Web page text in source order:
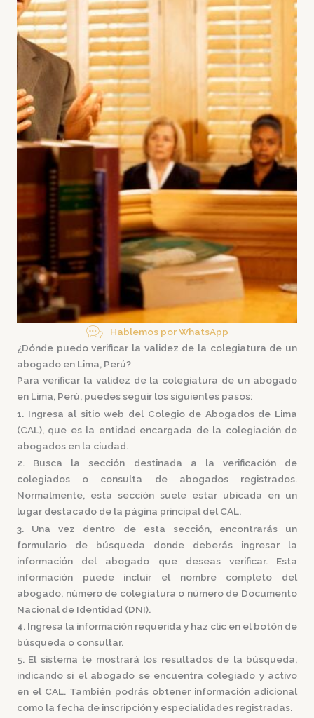
Hablemos por WhatsApp
¿Dónde puedo verificar la validez de la colegiatura de un
abogado en Lima, Perú?
Para verificar la validez de la colegiatura de un abogado
en Lima, Perú, puedes seguir los siguientes pasos:
1. Ingresa al sitio web del Colegio de Abogados de Lima
(CAL), que es la entidad encargada de la colegiación de
abogados en la ciudad.
2. Busca la sección destinada a la verificación de
colegiados o consulta de abogados registrados.
Normalmente, esta sección suele estar ubicada en un
lugar destacado de la página principal del CAL.
3. Una vez dentro de esta sección, encontrarás un
formulario de búsqueda donde deberás ingresar la
información del abogado que deseas verificar. Esta
información puede incluir el nombre completo del
abogado, número de colegiatura o número de Documento
Nacional de Identidad (DNI).
4. Ingresa la información requerida y haz clic en el botón de
búsqueda o consultar.
5. El sistema te mostrará los resultados de la búsqueda,
indicando si el abogado se encuentra colegiado y activo
en el CAL. También podrás obtener información adicional
como la fecha de inscripción y especialidades registradas.